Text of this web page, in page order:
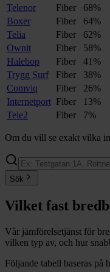
Telenor
Fiber
68%
Boxer
Fiber
64%
Telia
Fiber
62%
Ownit
Fiber
58%
Halebop
Fiber
41%
Trygg Surf
Fiber
38%
Comviq
Fiber
26%
Internetport Fiber
13%
Tele2
Fiber 7%
Om du vill se exakt vilka
Sök
Vilket fast
Vår jämförelsetjänst för
vilken typ av, och hur
Följande tabell baseras på